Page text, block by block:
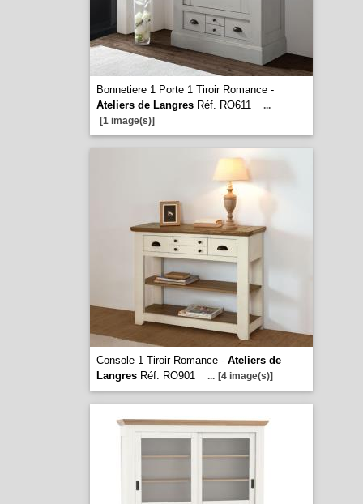
Bonnetiere 1 Porte 1 Tiroir Romance -
Ateliers de LangresRéf. RO611
...
[1 image(s)]
Console 1 Tiroir Romance - Ateliers de
LangresRéf. RO901 ... [4 image(s)]